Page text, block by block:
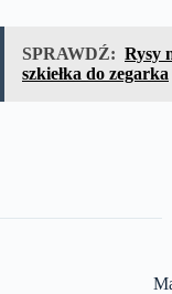
SPRAWDŹ: Rysy
szkiełka do zegarka